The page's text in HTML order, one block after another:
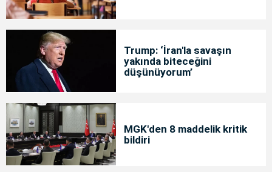
Trump: ‘İran'la savaşın
yakında biteceğini
düşünüyorum’
MGK'den 8 maddelik kritik
bildiri